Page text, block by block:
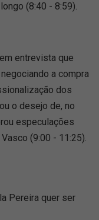
(8:40 - 8:59).
entrevista que
a compra
dos
o desejo de, no
especulações
(9:00 - 11:25).
Pereira quer ser